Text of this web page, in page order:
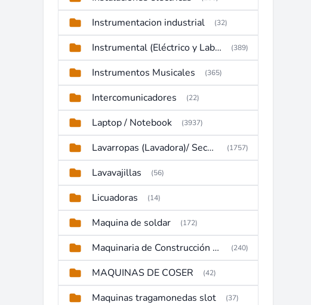
Instrumentacion industrial (32)
Instrumental (Eléctrico y Laboratorio) (389)
Instrumentos Musicales (365)
Intercomunicadores (22)
Laptop / Notebook (3937)
Lavarropas (Lavadora)/ Secadoras (1757)
Lavavajillas (56)
Licuadoras (14)
Maquina de soldar (172)
Maquinaria de Construcción (Maquinaria Pesada) (240)
MAQUINAS DE COSER (42)
Maquinas tragamonedas slot (37)